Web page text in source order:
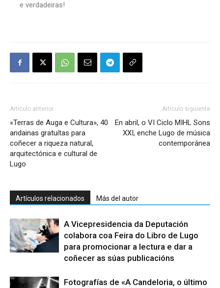
e verdadeiras!
Artículo anterior
«Terras de Auga e Cultura», 40
andainas gratuítas para
coñecer a riqueza natural,
arquitectónica e cultural de
Lugo
Artículo siguiente
En abril, o VI Ciclo MIHL Sons
XXI, enche Lugo de música
contemporánea
Artículos relacionados Más del autor
A Vicepresidencia da Deputación
colabora coa Feira do Libro de Lugo
para promocionar a lectura e dar a
coñecer as súas publicacións
Fotografías de «A Candeloria, o último